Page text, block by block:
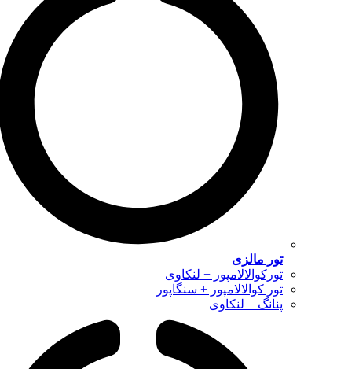
تور مالزی
تورکوالالامپور + لنکاوی
تور کوالالامپور + سنگاپور
پنانگ + لنکاوی